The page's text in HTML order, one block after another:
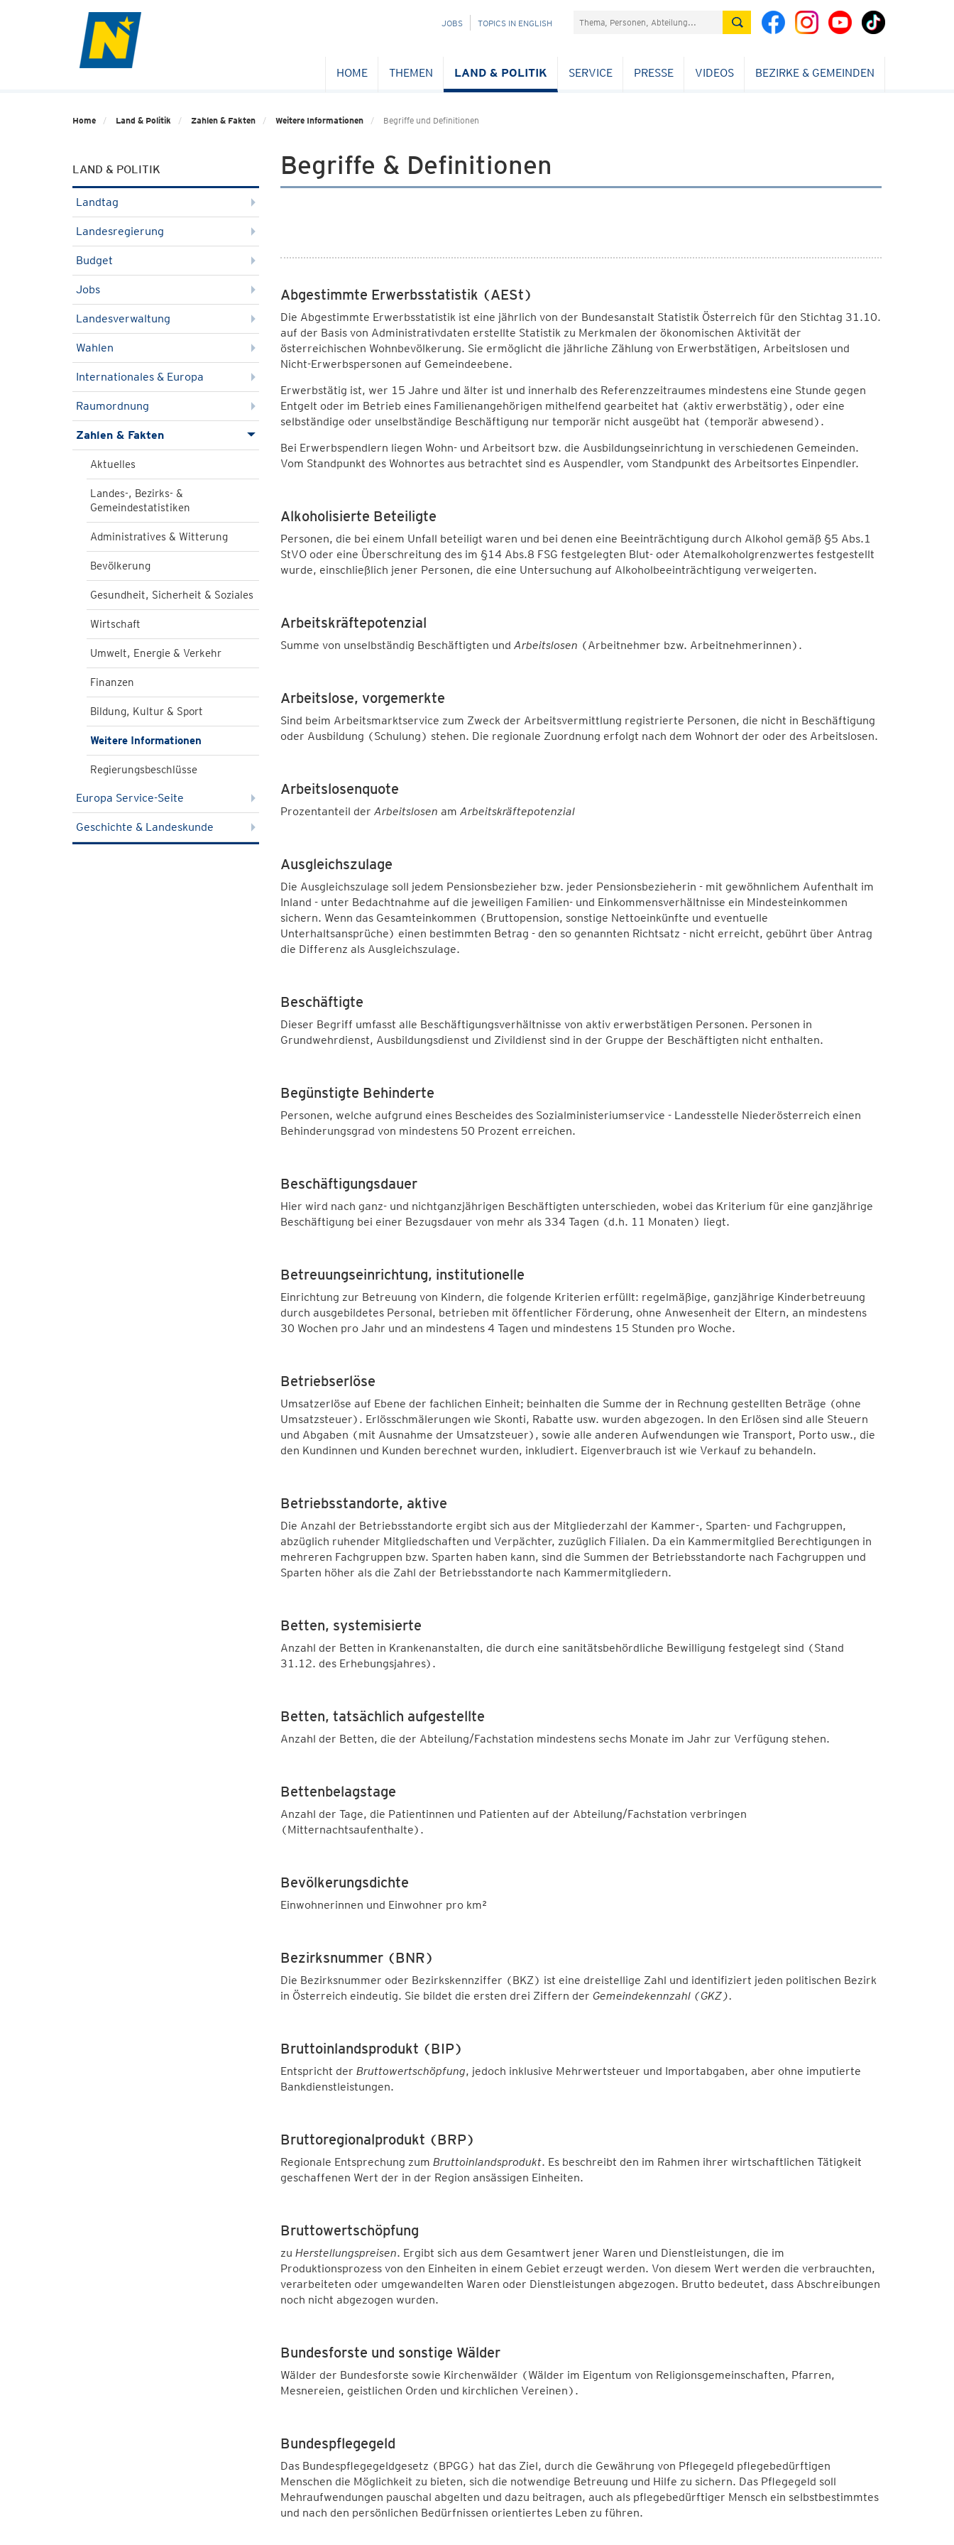
NAVIGATION
JOBS TOPICS IN ENGLISH Suchefeld
HOME THEMEN LAND & POLITIK SERVICE PRESSE VIDEOS BEZIRKE & GEMEINDEN
Home Land & Politik Zahlen & Fakten Weitere Informationen Begriffe und Definitionen
LAND & POLITIK
Landtag
Landesregierung
Budget
Jobs
Landesverwaltung
Wahlen
Internationales & Europa
Raumordnung
Zahlen & Fakten
Aktuelles
Landes-, Bezirks- &
Gemeindestatistiken
Administratives & Witterung
Bevölkerung
Gesundheit, Sicherheit & Soziales
Wirtschaft
Umwelt, Energie & Verkehr
Finanzen
Bildung, Kultur & Sport
Weitere Informationen
Regierungsbeschlüsse
Europa Service-Seite
Geschichte & Landeskunde
Begriffe & Definitionen
Abgestimmte Erwerbsstatistik (AESt)
Die Abgestimmte Erwerbsstatistik ist eine jährlich von der Bundesanstalt Statistik Österreich für den Stichtag 31.10.
auf der Basis von Administrativdaten erstellte Statistik zu Merkmalen der ökonomischen Aktivität der
österreichischen Wohnbevölkerung. Sie ermöglicht die jährliche Zählung von Erwerbstätigen, Arbeitslosen und
Nicht-Erwerbspersonen auf Gemeindeebene.
Erwerbstätig ist, wer 15 Jahre und älter ist und innerhalb des Referenzzeitraumes mindestens eine Stunde gegen
Entgelt oder im Betrieb eines Familienangehörigen mithelfend gearbeitet hat (aktiv erwerbstätig), oder eine
selbständige oder unselbständige Beschäftigung nur temporär nicht ausgeübt hat (temporär abwesend).
Bei Erwerbspendlern liegen Wohn- und Arbeitsort bzw. die Ausbildungseinrichtung in verschiedenen Gemeinden.
Vom Standpunkt des Wohnortes aus betrachtet sind es Auspendler, vom Standpunkt des Arbeitsortes Einpendler.
Alkoholisierte Beteiligte
Personen, die bei einem Unfall beteiligt waren und bei denen eine Beeinträchtigung durch Alkohol gemäß §5 Abs.1
StVO oder eine Überschreitung des im §14 Abs.8 FSG festgelegten Blut- oder Atemalkoholgrenzwertes festgestellt
wurde, einschließlich jener Personen, die eine Untersuchung auf Alkoholbeeinträchtigung verweigerten.
Arbeitskräftepotenzial
Summe von unselbständig Beschäftigten und Arbeitslosen (Arbeitnehmer bzw. Arbeitnehmerinnen).
Arbeitslose, vorgemerkte
Sind beim Arbeitsmarktservice zum Zweck der Arbeitsvermittlung registrierte Personen, die nicht in Beschäftigung
oder Ausbildung (Schulung) stehen. Die regionale Zuordnung erfolgt nach dem Wohnort der oder des Arbeitslosen.
Arbeitslosenquote
Prozentanteil der Arbeitslosen am Arbeitskräftepotenzial
Ausgleichszulage
Die Ausgleichszulage soll jedem Pensionsbezieher bzw. jeder Pensionsbezieherin - mit gewöhnlichem Aufenthalt im
Inland - unter Bedachtnahme auf die jeweiligen Familien- und Einkommensverhältnisse ein Mindesteinkommen
sichern. Wenn das Gesamteinkommen (Bruttopension, sonstige Nettoeinkünfte und eventuelle
Unterhaltsansprüche) einen bestimmten Betrag - den so genannten Richtsatz - nicht erreicht, gebührt über Antrag
die Differenz als Ausgleichszulage.
Beschäftigte
Dieser Begriff umfasst alle Beschäftigungsverhältnisse von aktiv erwerbstätigen Personen. Personen in
Grundwehrdienst, Ausbildungsdienst und Zivildienst sind in der Gruppe der Beschäftigten nicht enthalten.
Begünstigte Behinderte
Personen, welche aufgrund eines Bescheides des Sozialministeriumservice - Landesstelle Niederösterreich einen
Behinderungsgrad von mindestens 50 Prozent erreichen.
Beschäftigungsdauer
Hier wird nach ganz- und nichtganzjährigen Beschäftigten unterschieden, wobei das Kriterium für eine ganzjährige
Beschäftigung bei einer Bezugsdauer von mehr als 334 Tagen (d.h. 11 Monaten) liegt.
Betreuungseinrichtung, institutionelle
Einrichtung zur Betreuung von Kindern, die folgende Kriterien erfüllt: regelmäßige, ganzjährige Kinderbetreuung
durch ausgebildetes Personal, betrieben mit öffentlicher Förderung, ohne Anwesenheit der Eltern, an mindestens
30 Wochen pro Jahr und an mindestens 4 Tagen und mindestens 15 Stunden pro Woche.
Betriebserlöse
Umsatzerlöse auf Ebene der fachlichen Einheit; beinhalten die Summe der in Rechnung gestellten Beträge (ohne
Umsatzsteuer). Erlösschmälerungen wie Skonti, Rabatte usw. wurden abgezogen. In den Erlösen sind alle Steuern
und Abgaben (mit Ausnahme der Umsatzsteuer), sowie alle anderen Aufwendungen wie Transport, Porto usw., die
den Kundinnen und Kunden berechnet wurden, inkludiert. Eigenverbrauch ist wie Verkauf zu behandeln.
Betriebsstandorte, aktive
Die Anzahl der Betriebsstandorte ergibt sich aus der Mitgliederzahl der Kammer-, Sparten- und Fachgruppen,
abzüglich ruhender Mitgliedschaften und Verpächter, zuzüglich Filialen. Da ein Kammermitglied Berechtigungen in
mehreren Fachgruppen bzw. Sparten haben kann, sind die Summen der Betriebsstandorte nach Fachgruppen und
Sparten höher als die Zahl der Betriebsstandorte nach Kammermitgliedern.
Betten, systemisierte
Anzahl der Betten in Krankenanstalten, die durch eine sanitätsbehördliche Bewilligung festgelegt sind (Stand
31.12. des Erhebungsjahres).
Betten, tatsächlich aufgestellte
Anzahl der Betten, die der Abteilung/Fachstation mindestens sechs Monate im Jahr zur Verfügung stehen.
Bettenbelagstage
Anzahl der Tage, die Patientinnen und Patienten auf der Abteilung/Fachstation verbringen
(Mitternachtsaufenthalte).
Bevölkerungsdichte
Einwohnerinnen und Einwohner pro km²
Bezirksnummer (BNR)
Die Bezirksnummer oder Bezirkskennziffer (BKZ) ist eine dreistellige Zahl und identifiziert jeden politischen Bezirk
in Österreich eindeutig. Sie bildet die ersten drei Ziffern der Gemeindekennzahl (GKZ).
Bruttoinlandsprodukt (BIP)
Entspricht der Bruttowertschöpfung, jedoch inklusive Mehrwertsteuer und Importabgaben, aber ohne imputierte
Bankdienstleistungen.
Bruttoregionalprodukt (BRP)
Regionale Entsprechung zum Bruttoinlandsprodukt. Es beschreibt den im Rahmen ihrer wirtschaftlichen Tätigkeit
geschaffenen Wert der in der Region ansässigen Einheiten.
Bruttowertschöpfung
zu Herstellungspreisen. Ergibt sich aus dem Gesamtwert jener Waren und Dienstleistungen, die im
Produktionsprozess von den Einheiten in einem Gebiet erzeugt werden. Von diesem Wert werden die verbrauchten,
verarbeiteten oder umgewandelten Waren oder Dienstleistungen abgezogen. Brutto bedeutet, dass Abschreibungen
noch nicht abgezogen wurden.
Bundesforste und sonstige Wälder
Wälder der Bundesforste sowie Kirchenwälder (Wälder im Eigentum von Religionsgemeinschaften, Pfarren,
Mesnereien, geistlichen Orden und kirchlichen Vereinen).
Bundespflegegeld
Das Bundespflegegeldgesetz (BPGG) hat das Ziel, durch die Gewährung von Pflegegeld pflegebedürftigen
Menschen die Möglichkeit zu bieten, sich die notwendige Betreuung und Hilfe zu sichern. Das Pflegegeld soll
Mehraufwendungen pauschal abgelten und dazu beitragen, auch als pflegebedürftiger Mensch ein selbstbestimmtes
und nach den persönlichen Bedürfnissen orientiertes Leben zu führen.